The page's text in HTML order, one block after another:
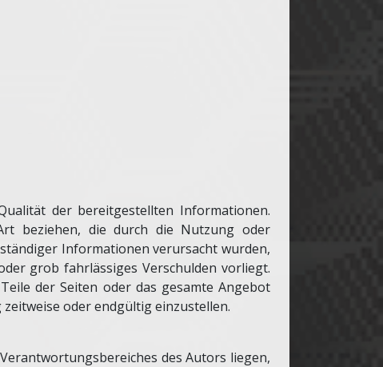
der bereitgestellten Informationen.
beziehen, die durch die Nutzung oder
Informationen verursacht wurden,
grob fahrlässiges Verschulden vorliegt.
der Seiten oder das gesamte Angebot
oder endgültig einzustellen.
des Autors liegen,